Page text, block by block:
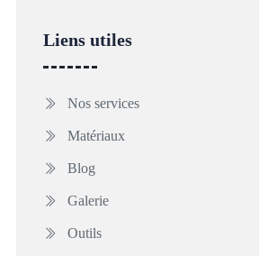
Liens utiles
Nos services
Matériaux
Blog
Galerie
Outils